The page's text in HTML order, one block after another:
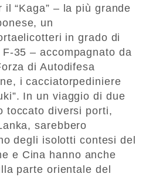
“Kaga” – la più grande
un
in grado di
35 – accompagnato da
di Autodifesa
i cacciatorpediniere
In un viaggio di due
toccato diversi porti,
sarebbero
degli isolotti contesi del
e Cina hanno anche
parte orientale del